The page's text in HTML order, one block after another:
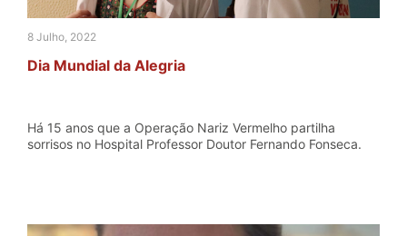
8 Julho, 2022
Dia Mundial da Alegria
Há 15 anos que a Operação Nariz Vermelho partilha
sorrisos no Hospital Professor Doutor Fernando Fonseca.